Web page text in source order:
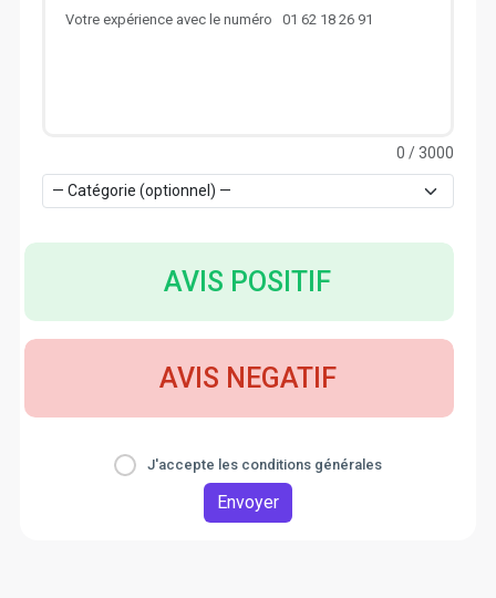
0 / 3000
AVIS POSITIF
AVIS NEGATIF
J'accepte les conditions générales
Envoyer